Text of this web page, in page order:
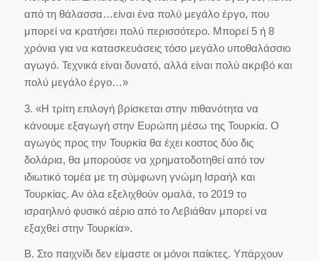
από τη θάλασσα…είναι ένα πολύ μεγάλο έργο, που
μπορεί να κρατήσει πολύ περισσότερο. Μπορεί 5 ή 8
χρόνια για να κατασκευάσεις τόσο μεγάλο υποθαλάσσιο
αγωγό. Τεχνικά είναι δυνατό, αλλά είναι πολύ ακριβό και
πολύ μεγάλο έργο…»
3. «Η τρίτη επιλογή βρίσκεται στην πιθανότητα να
κάνουμε εξαγωγή στην Ευρώπη μέσω της Τουρκία. Ο
αγωγός προς την Τουρκία θα έχει κοστος δύο δις
δολάρια, θα μπορούσε να χρηματοδοτηθεί από τον
ιδιωτικό τομέα με τη σύμφωνη γνώμη Ισραήλ και
Τουρκίας. Αν όλα εξελιχθούν ομαλά, το 2019 το
ισραηλινό φυσικό αέριο από το Λεβιάθαν μπορεί να
εξαχθεί στην Τουρκία».
Β. Στο παιχνίδι δεν είμαστε οι μόνοι παίκτες. Υπάρχουν